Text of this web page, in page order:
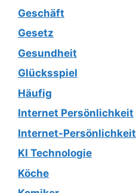
Geschäft
Gesetz
Gesundheit
Glücksspiel
Häufig
Internet Persönlichkeit
Internet-Persönlichkeit
KI Technologie
Köche